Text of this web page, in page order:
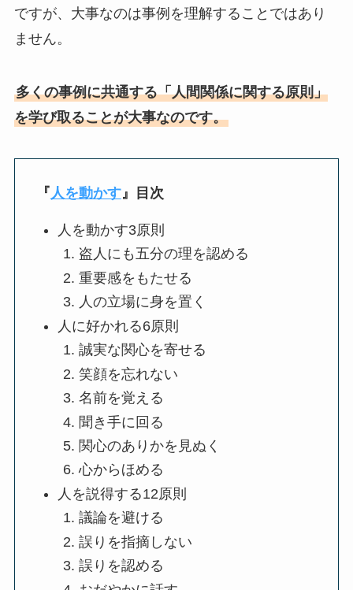
ですが、大事なのは事例を理解することではあり
ません。
多くの事例に共通する「人間関係に関する原則」
を学び取ることが大事なのです。
『 人を動かす』 目次
人を動かす3原則
盗人にも五分の理を認める
重要感をもたせる
人の立場に身を置く
人に好かれる6原則
誠実な関心を寄せる
笑顔を忘れない
名前を覚える
聞き手に回る
関心のありかを見ぬく
心からほめる
人を説得する12原則
議論を避ける
誤りを指摘しない
誤りを認める